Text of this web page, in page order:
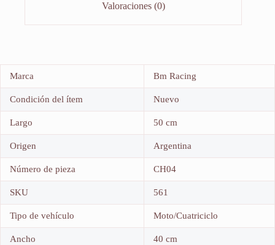
Valoraciones (0)
Marca Bm Racing
Condición del ítem Nuevo
Largo 50 cm
Origen Argentina
Número de pieza CH04
SKU 561
Tipo de vehículo Moto/Cuatriciclo
Ancho 40 cm